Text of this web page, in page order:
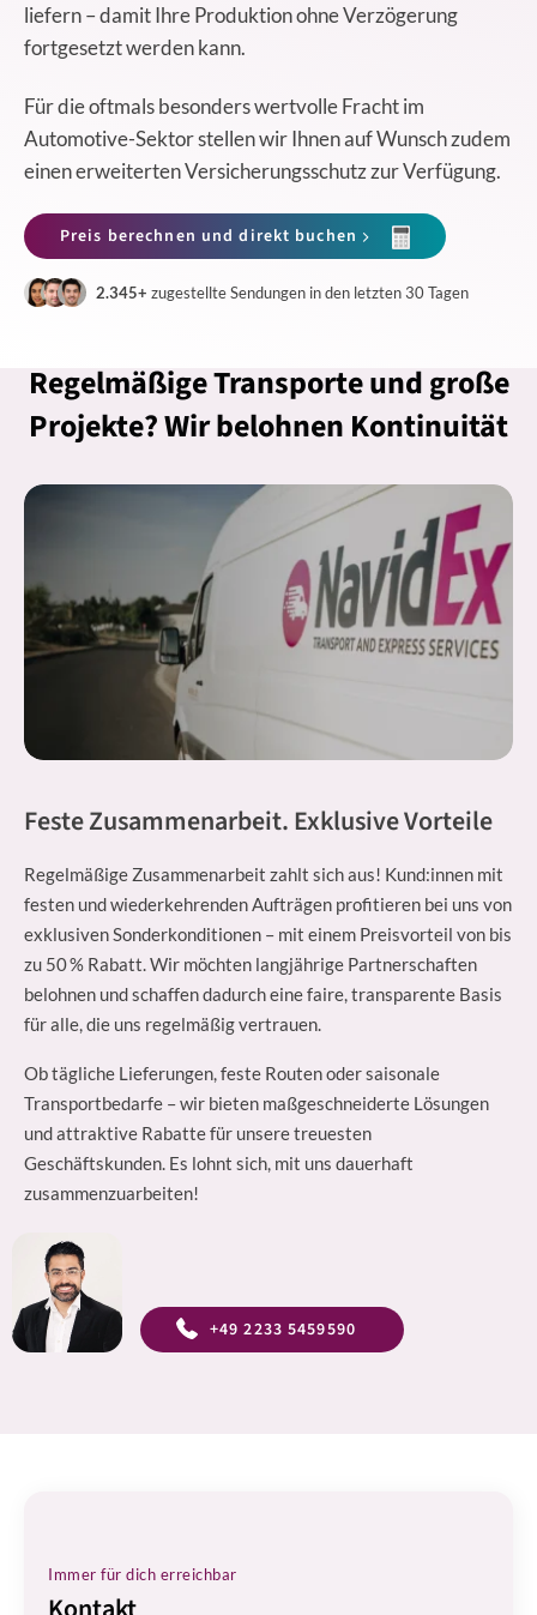
liefern – damit Ihre Produktion ohne Verzögerung
fortgesetzt werden kann.
Für die oftmals besonders wertvolle Fracht im
Automotive-Sektor stellen wir Ihnen auf Wunsch zudem
einen erweiterten Versicherungsschutz zur Verfügung.
Preis berechnen und direkt buchen
2.345+ zugestellte Sendungen in den letzten 30 Tagen
Regelmäßige Transporte und große
Projekte? Wir belohnen Kontinuität
Feste Zusammenarbeit. Exklusive Vorteile
Regelmäßige Zusammenarbeit zahlt sich aus! Kund:innen mit
festen und wiederkehrenden Aufträgen profitieren bei uns von
exklusiven Sonderkonditionen – mit einem Preisvorteil von bis
zu 50 % Rabatt. Wir möchten langjährige Partnerschaften
belohnen und schaffen dadurch eine faire, transparente Basis
für alle, die uns regelmäßig vertrauen.
Ob tägliche Lieferungen, feste Routen oder saisonale
Transportbedarfe – wir bieten maßgeschneiderte Lösungen
und attraktive Rabatte für unsere treuesten
Geschäftskunden. Es lohnt sich, mit uns dauerhaft
zusammenzuarbeiten!
+49 2233 5459590
Immer für dich erreichbar